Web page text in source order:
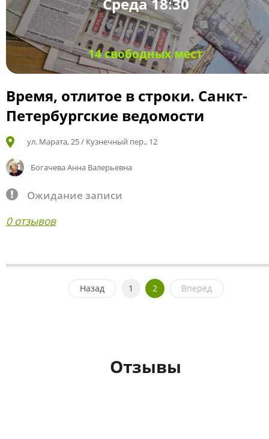
Среда 18:30
14 свободных мест
Время, отлитое в строки. Санкт-
Петербургские ведомости
ул. Марата, 25 / Кузнечный пер., 12
Богачева Анна Валерьевна
Ожидание записи
0 отзывов
Назад 1 2 Вперед
Отзывы